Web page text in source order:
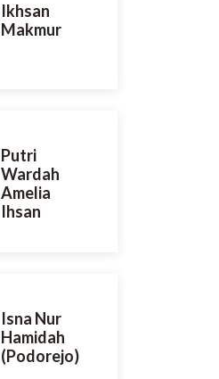
Ikhsan
Makmur
Putri
Wardah
Amelia
Ihsan
Isna Nur
Hamidah
(Podorejo)